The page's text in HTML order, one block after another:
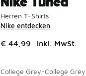
Herren T-Shirts
Nike entdecken
€ 44,99 inkl. MwSt.
College Grey-College Grey